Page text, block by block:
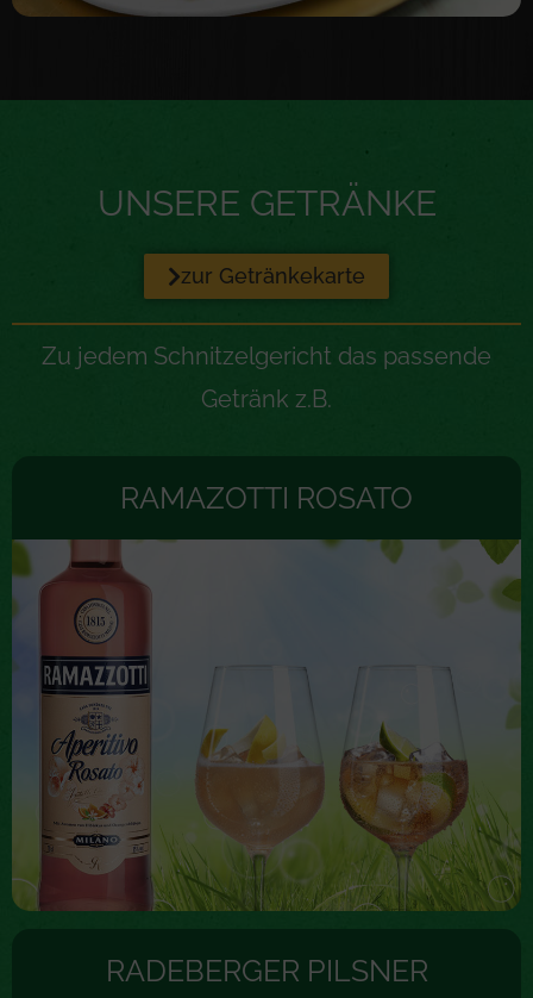
UNSERE GETRÄNKE
zur Getränkekarte
Zu jedem Schnitzelgericht das passende
Getränk z.B.
RAMAZOTTI ROSATO
RADEBERGER PILSNER